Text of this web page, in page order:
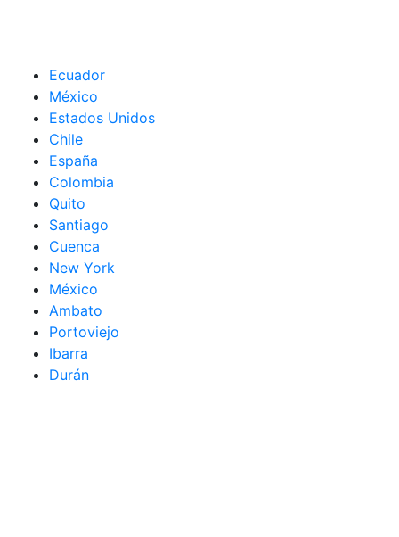
Ecuador
México
Estados Unidos
Chile
España
Colombia
Quito
Santiago
Cuenca
New York
México
Ambato
Portoviejo
Ibarra
Durán